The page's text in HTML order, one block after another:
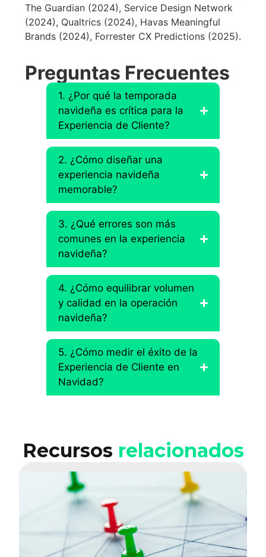
The Guardian (2024), Service Design Network
(2024), Qualtrics (2024), Havas Meaningful
Brands (2024), Forrester CX Predictions (2025).
Preguntas Frecuentes
1. ¿Por qué la temporada
navideña es crítica para la
Experiencia de Cliente?
2. ¿Cómo diseñar una
experiencia navideña
memorable?
3. ¿Qué errores son más
comunes en la experiencia
navideña?
4. ¿Cómo equilibrar volumen
y calidad en la operación
navideña?
5. ¿Cómo medir el éxito de la
Experiencia de Cliente en
Navidad?
Recursos relacionados